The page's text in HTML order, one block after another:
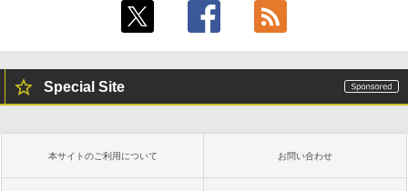
Special Site
本サイトのご利用について お問い合わせ